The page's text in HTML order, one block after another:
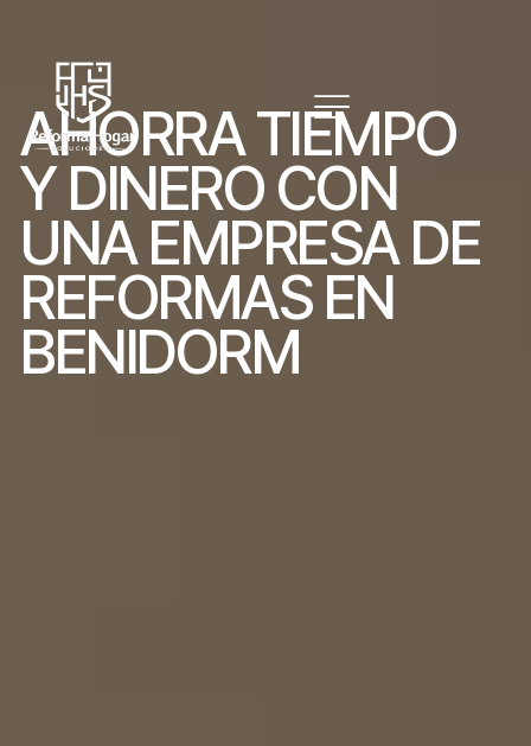
AHORRATIEMPO
Y DINERO CON
UNA EMPRESA DE
REFORMAS EN
BENIDORM